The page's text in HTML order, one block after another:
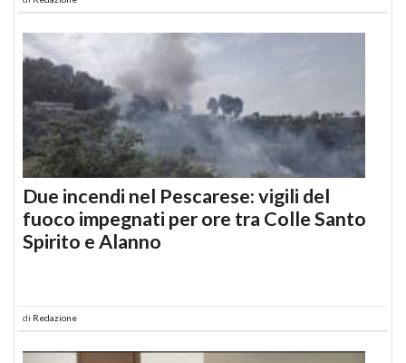
Due incendi nel Pescarese: vigili del
fuoco impegnati per ore tra Colle Santo
Spirito e Alanno
di Redazione